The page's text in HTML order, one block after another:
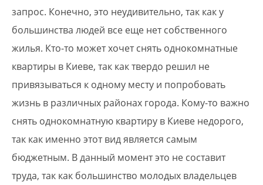
запрос. Конечно, это неудивительно, так как у
большинства людей все еще нет собственного
жилья. Кто-то может хочет снять однокомнатные
квартиры в Киеве, так как твердо решил не
привязываться к одному месту и попробовать
жизнь в различных районах города. Кому-то важно
снять однокомнатную квартиру в Киеве недорого,
так как именно этот вид является самым
бюджетным. В данный момент это не составит
труда, так как большинство молодых владельцев